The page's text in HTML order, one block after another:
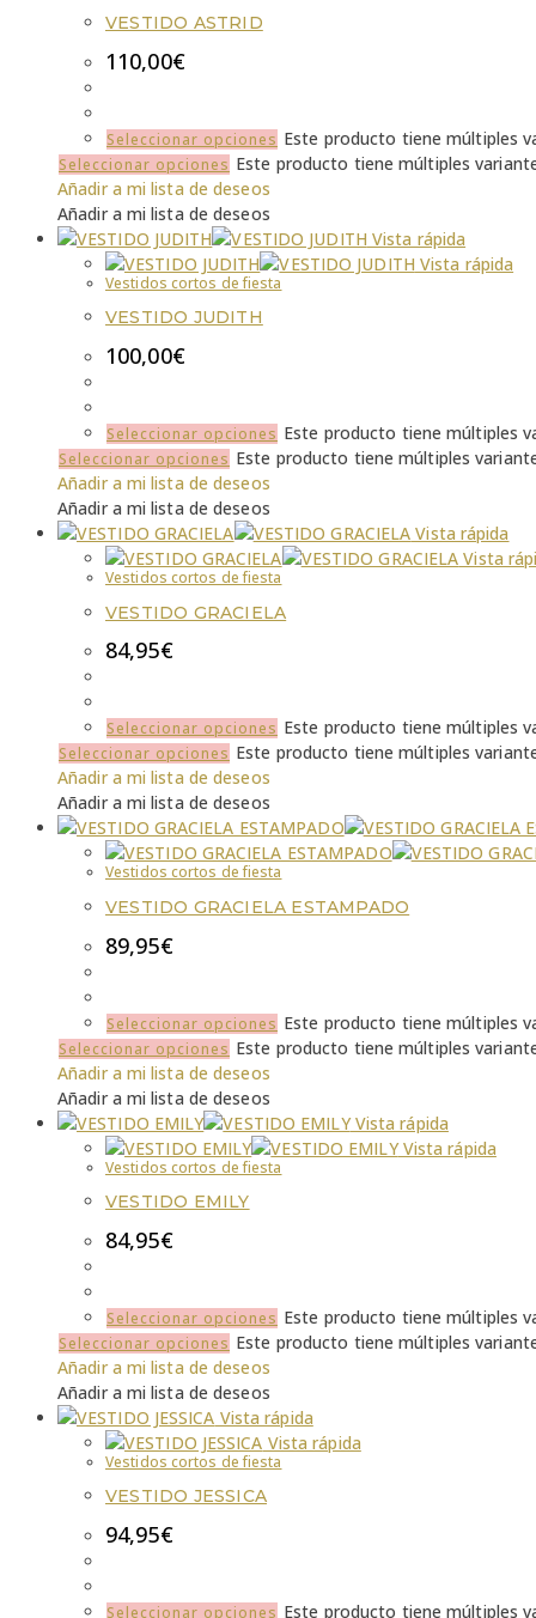
VESTIDO ASTRID
110,00€
Seleccionar opciones Este producto tiene múltiples
Seleccionar opciones Este producto tiene múltiples
Añadir a mi lista de deseos
Añadir a mi lista de deseos
Vista rápida
Vista rápida
Vestidos cortos de fiesta
VESTIDO JUDITH
100,00€
Seleccionar opciones Este producto tiene múltiples
Seleccionar opciones Este producto tiene múltiples
Añadir a mi lista de deseos
Añadir a mi lista de deseos
Vista rápida
Vista
Vestidos cortos de fiesta
VESTIDO GRACIELA
84,95€
Seleccionar opciones Este producto tiene múltiples
Seleccionar opciones Este producto tiene múltiples
Añadir a mi lista de deseos
Añadir a mi lista de deseos
Vestidos cortos de fiesta
VESTIDO GRACIELA ESTAMPADO
89,95€
Seleccionar opciones Este producto tiene múltiples
Seleccionar opciones Este producto tiene múltiples
Añadir a mi lista de deseos
Añadir a mi lista de deseos
Vista rápida
Vista rápida
Vestidos cortos de fiesta
VESTIDO EMILY
84,95€
Seleccionar opciones Este producto tiene múltiples
Seleccionar opciones Este producto tiene múltiples
Añadir a mi lista de deseos
Añadir a mi lista de deseos
Vista rápida
Vista rápida
Vestidos cortos de fiesta
VESTIDO JESSICA
94,95€
Seleccionar opciones Este producto tiene múltiples